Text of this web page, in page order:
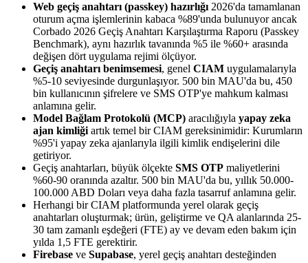
Web geçiş anahtarı (passkey) hazırlığı 2026'da tamamlanan
oturum açma işlemlerinin kabaca %89'unda bulunuyor ancak
Corbado 2026 Geçiş Anahtarı Karşılaştırma Raporu (Passkey
Benchmark), aynı hazırlık tavanında %5 ile %60+ arasında
değişen dört uygulama rejimi ölçüyor.
Geçiş anahtarı benimsemesi, genel CIAM uygulamalarıyla
%5-10 seviyesinde durgunlaşıyor. 500 bin MAU'da bu, 450
bin kullanıcının şifrelere ve SMS OTP'ye mahkum kalması
anlamına gelir.
Model Bağlam Protokolü (MCP) aracılığıyla yapay zeka
ajan kimliği artık temel bir CIAM gereksinimidir: Kurumların
%95'i yapay zeka ajanlarıyla ilgili kimlik endişelerini dile
getiriyor.
Geçiş anahtarları, büyük ölçekte SMS OTP maliyetlerini
%60-90 oranında azaltır. 500 bin MAU'da bu, yıllık 50.000-
100.000 ABD Doları veya daha fazla tasarruf anlamına gelir.
Herhangi bir CIAM platformunda yerel olarak geçiş
anahtarları oluşturmak; ürün, geliştirme ve QA alanlarında 25-
30 tam zamanlı eşdeğeri (FTE) ay ve devam eden bakım için
yılda 1,5 FTE gerektirir.
Firebase ve Supabase, yerel geçiş anahtarı desteğinden